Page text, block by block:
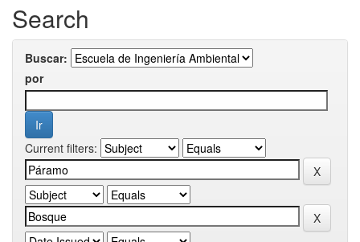
Search
Buscar:
por
Current filters: